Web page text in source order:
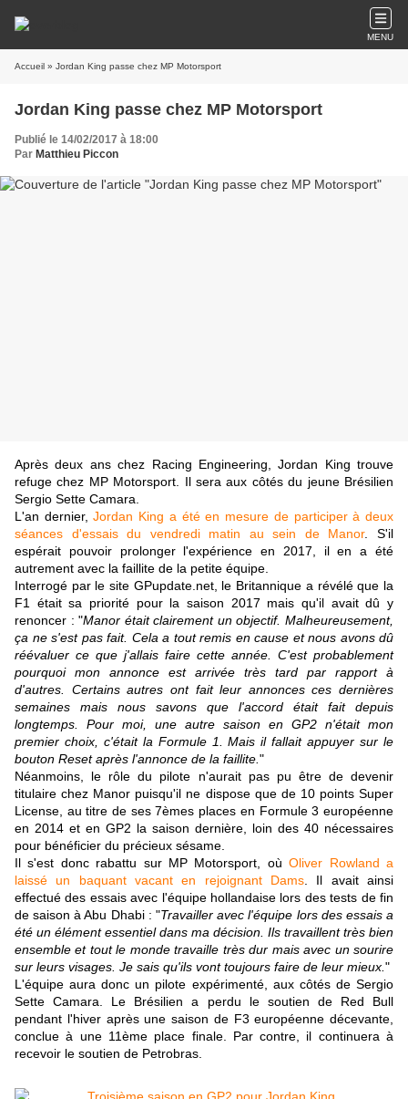
MENU
Accueil » Jordan King passe chez MP Motorsport
Jordan King passe chez MP Motorsport
Publié le 14/02/2017 à 18:00
Par Matthieu Piccon
Après deux ans chez Racing Engineering, Jordan King trouve
refuge chez MP Motorsport. Il sera aux côtés du jeune Brésilien
Sergio Sette Camara.
L'an dernier,Jordan King a été en mesure de participer à deux
séances d'essais du vendredi matin au sein de Manor. S'il
espérait pouvoir prolonger l'expérience en 2017, il en a été
autrement avec la faillite de la petite équipe.
Interrogé par le site GPupdate.net, le Britannique a révélé que la
F1 était sa priorité pour la saison 2017 mais qu'il avait dû y
renoncer : "Manor était clairement un objectif. Malheureusement,
ça ne s'est pas fait. Cela a tout remis en cause et nous avons dû
réévaluer ce que j'allais faire cette année. C'est probablement
pourquoi mon annonce est arrivée très tard par rapport à
d'autres. Certains autres ont fait leur annonces ces dernières
semaines mais nous savons que l'accord était fait depuis
longtemps. Pour moi, une autre saison en GP2 n'était mon
premier choix, c'était la Formule 1. Mais il fallait appuyer sur le
bouton Reset après l'annonce de la faillite. "
Néanmoins, le rôle du pilote n'aurait pas pu être de devenir
titulaire chez Manor puisqu'il ne dispose que de 10 points Super
License, au titre de ses 7èmes places en Formule 3 européenne
en 2014 et en GP2 la saison dernière, loin des 40 nécessaires
pour bénéficier du précieux sésame.
Il s'est donc rabattu sur MP Motorsport, oùOliver Rowland a
laissé un baquant vacant en rejoignant Dams . Il avait ainsi
effectué des essais avec l'équipe hollandaise lors des tests de fin
de saison à Abu Dhabi : "Travailler avec l'équipe lors des essais a
été un élément essentiel dans ma décision. Ils travaillent très bien
ensemble et tout le monde travaille très dur mais avec un sourire
sur leurs visages. Je sais qu'ils vont toujours faire de leur mieux. "
L'équipe aura donc un pilote expérimenté, aux côtés de Sergio
Sette Camara. Le Brésilien a perdu le soutien de Red Bull
pendant l'hiver après une saison de F3 européenne décevante,
conclue à une 11ème place finale. Par contre, il continuera à
recevoir le soutien de Petrobras.